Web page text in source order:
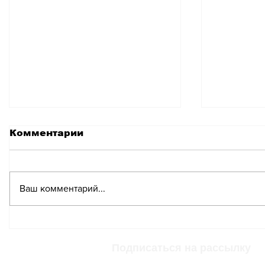
Комментарии
Ваш комментарий...